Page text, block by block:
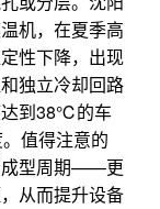
机，在夏季高
性下降，出现
独立冷却回路
达到38℃的车
值得注意的
成型周期——更
从而提升设备